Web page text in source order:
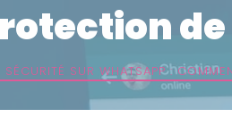
SÉCURITÉ SUR WHATSAPP :